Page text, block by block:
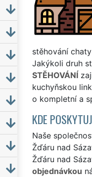
stěhování
Jakýkoli druh
STĚHOVÁNÍ
kuchyňskou
o kompletní a
KDE
Naše
Žďáru nad
Žďáru nad
objednávkou